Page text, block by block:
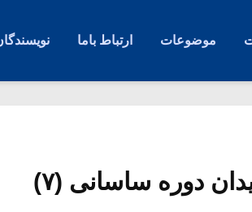
موضوعات ارتباط باما
دوره ساسانی (۷)